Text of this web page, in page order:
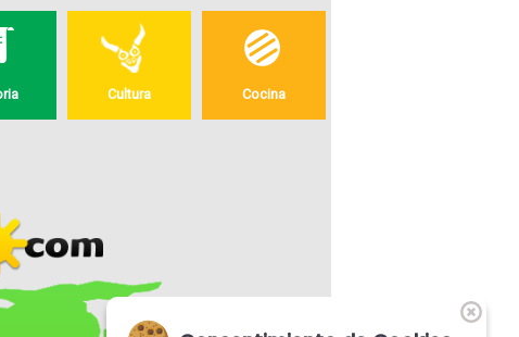
Cultura Cocina